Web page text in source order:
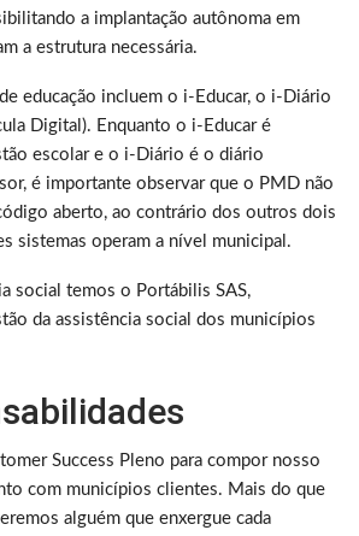
a implantação autônoma em
a estrutura necessária.
educação incluem o i-Educar, o i-Diário
Digital). Enquanto o i-Educar é
escolar e o i-Diário é o diário
é importante observar que o PMD não
aberto, ao contrário dos outros dois
sistemas operam a nível municipal.
social temos o Portábilis SAS,
da assistência social dos municípios
Success Pleno para compor nosso
com municípios clientes. Mais do que
alguém que enxergue cada